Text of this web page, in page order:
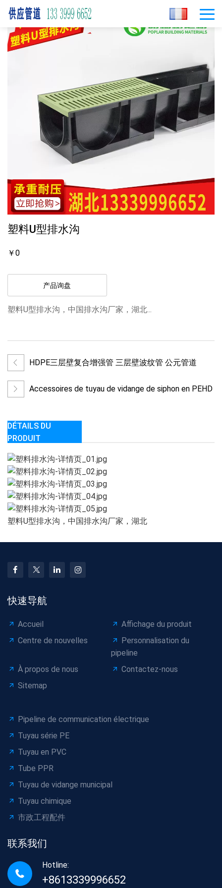
塑料U型排水沟
￥0
产品询盘
塑料U型排水沟，中国排水沟厂家，湖北...
HDPE三层壁复合增强管 三层壁波纹管 公元管道
Accessoires de tuyau de vidange de siphon en PEHD
DÉTAILS DU
PRODUIT
塑料U型排水沟，中国排水沟厂家，湖北
快速导航
Accueil
Affichage du produit
Centre de nouvelles
Personnalisation du
pipeline
À propos de nous
Contactez-nous
Sitemap
Pipeline de communication électrique
Tuyau série PE
Tuyau en PVC
Tube PPR
Tuyau de vidange municipal
Tuyau chimique
市政工程配件
联系我们
Hotline:
+8613339996652